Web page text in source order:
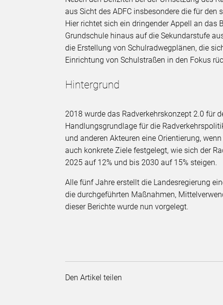
aus Sicht des ADFC insbesondere die für
Hier richtet sich ein dringender Appell an
Grundschule hinaus auf die Sekundarstufe
die Erstellung von Schulradwegplänen, die
Einrichtung von Schulstraßen in den Fokus
Hintergrund
2018 wurde das Radverkehrskonzept 2.0 für
Handlungsgrundlage für die
und anderen Akteuren eine Orientierung,
auch konkrete Ziele festgelegt, wie sich der
2025 auf 12% und bis 2030 auf 15% steigen.
Alle fünf Jahre erstellt die Landesregierung
die durchgeführten Maßnahmen,
dieser Berichte wurde nun vorgelegt.
Den Artikel teilen